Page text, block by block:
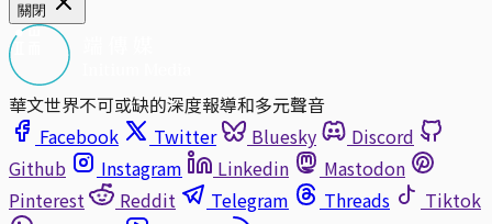
關閉
華文世界不可或缺的深度報導和多元聲音
Facebook
Twitter Bluesky
Discord
Github
Instagram Linkedin
Mastodon
Pinterest
Reddit Telegram Threads
Tiktok